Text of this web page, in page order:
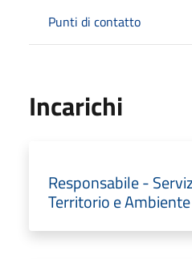
Punti di contatto
Incarichi
Responsabile -
Territorio e Ambiente